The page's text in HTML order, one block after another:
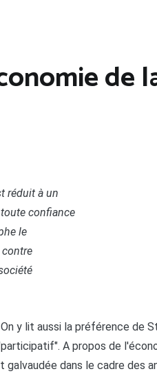
de
réduit à un
confiance
le
y lit aussi la préférence de
A propos de
dans le cadre des